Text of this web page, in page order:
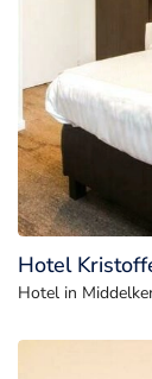
Hotel
Hotel in